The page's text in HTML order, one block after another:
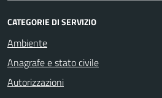
CATEGORIE DI SERVIZIO
Ambiente
Anagrafe e stato civile
Autorizzazioni